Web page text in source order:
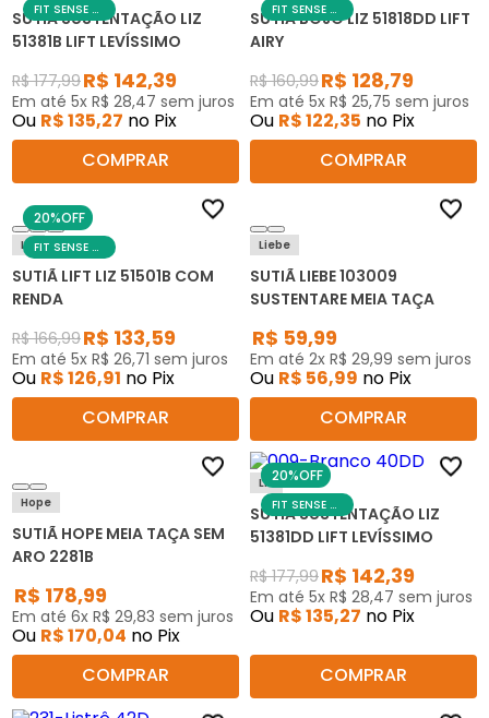
FIT SENSE DAY
SUTIÃ SUSTENTAÇÃO LIZ
51381B LIFT LEVÍSSIMO
R$ 177,99R$ 142,39
Em até 5x R$ 28,47 sem juros
Ou R$135,27 no Pix
COMPRAR
FIT SENSE DAY
SUTIÃ BOJO LIZ 51818DD LIFT
AIRY
R$ 160,99R$ 128,79
Em até 5x R$ 25,75 sem juros
Ou R$122,35 no Pix
COMPRAR
20%OFF
FIT SENSE DAY
Liz
SUTIÃ LIFT LIZ 51501B COM
RENDA
R$ 166,99R$ 133,59
Em até 5x R$ 26,71 sem juros
Ou R$126,91 no Pix
COMPRAR
Liebe
SUTIÃ LIEBE 103009
SUSTENTARE MEIA TAÇA
R$ 59,99
Em até 2x R$ 29,99 sem juros
Ou R$ 56,99 no Pix
COMPRAR
Hope
SUTIÃ HOPE MEIA TAÇA SEM
ARO 2281B
R$ 178,99
Em até 6x R$ 29,83 sem juros
Ou R$170,04 no Pix
COMPRAR
20%OFF
FIT SENSE DAY
Liz
SUTIÃ SUSTENTAÇÃO LIZ
51381DD LIFT LEVÍSSIMO
R$ 177,99R$ 142,39
Em até 5x R$ 28,47 sem juros
Ou R$135,27 no Pix
COMPRAR